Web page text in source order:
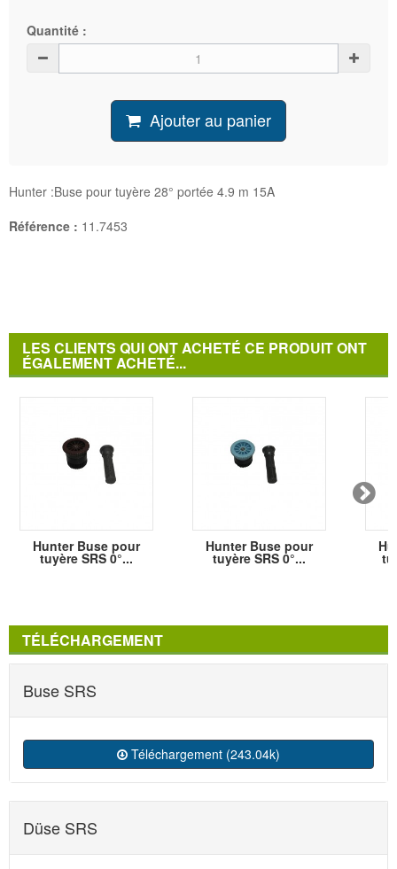
Quantité :
Ajouter au panier
Hunter :Buse pour tuyère 28° portée 4.9 m 15A
Référence : 11.7453
LES CLIENTS QUI ONT ACHETÉ CE PRODUIT ONT
ÉGALEMENT ACHETÉ...
Hunter Buse pour
tuyère SRS 0°...
Hunter Buse pour
tuyère SRS 0°...
TÉLÉCHARGEMENT
Buse SRS
Téléchargement (243.04k)
Düse SRS